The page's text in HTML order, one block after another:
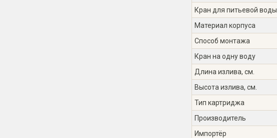
Кран для питьевой воды
Материал корпуса
Способ монтажа
Кран на одну воду
Длина излива, см.
Высота излива, см.
Тип картриджа
Производитель
Импортёр